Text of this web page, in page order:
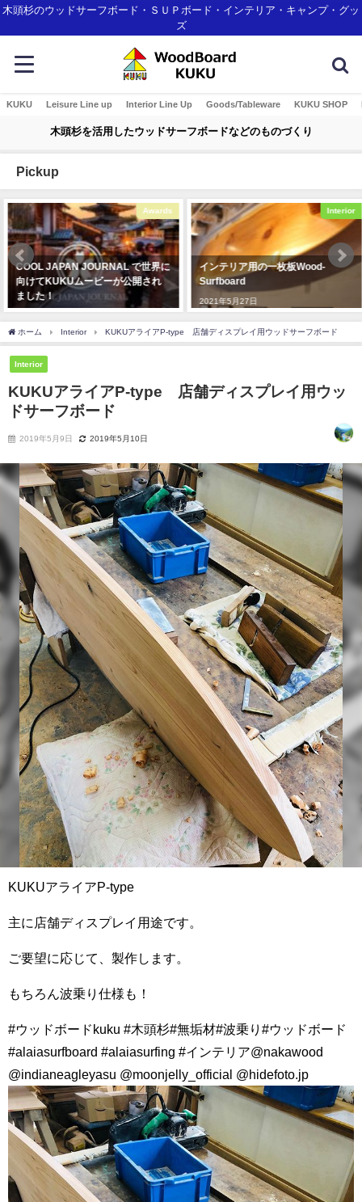
木頭杉のウッドサーフボード・ＳＵＰボード・インテリア・キャンプ・グッ
ズ
KUKU Leisure Line up Interior Line Up Goods/Tableware KUKU SHOP
木頭杉を活用したウッドサーフボードなどのものづくり
Pickup
Awards
COOL JAPAN JOURNAL で世界に
向けてKUKUムービーが公開され
ました！
Interior
インテリア用の一枚板Wood-
Surfboard
2021年5月27日
ホーム Interior KUKUアライアP-type 店舗ディスプレイ用ウッドサーフボード
Interior
KUKUアライアP-type 店舗ディスプレイ用ウッ
ドサーフボード
2019年5月9日 2019年5月10日
KUKUアライアP-type
主に店舗ディスプレイ用途です。
ご要望に応じて、製作します。
もちろん波乗り仕様も！
#ウッドボードkuku #木頭杉#無垢材#波乗り#ウッドボード
#alaiasurfboard #alaiasurfing #インテリア@nakawood
@indianeagleyasu @moonjelly_official @hidefoto.jp